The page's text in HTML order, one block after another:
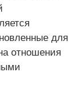
для
отношения